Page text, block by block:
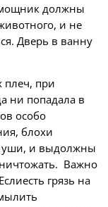
должны
и не
Дверь в ванну
плеч, при
ни попадала в
особо
блохи
уши, и выдолжны
Важно
грязь на